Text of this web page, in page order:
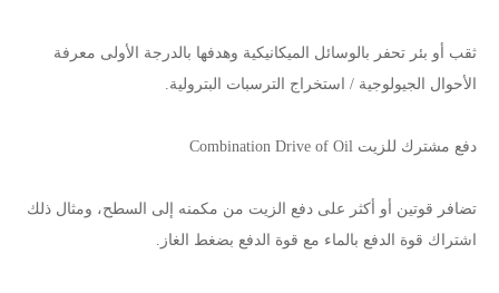
ثقب أو بئر تحفر بالوسائل الميكانيكية وهدفها بالدرجة الأولى معرفة
الأحوال الجيولوجية / استخراج الترسبات البترولية.
دفع مشترك للزيت Combination Drive of Oil
تضافر قوتين أو أكثر على دفع الزيت من مكمنه إلى السطح، ومثال ذلك
اشتراك قوة الدفع بالماء مع قوة الدفع بضغط الغاز.